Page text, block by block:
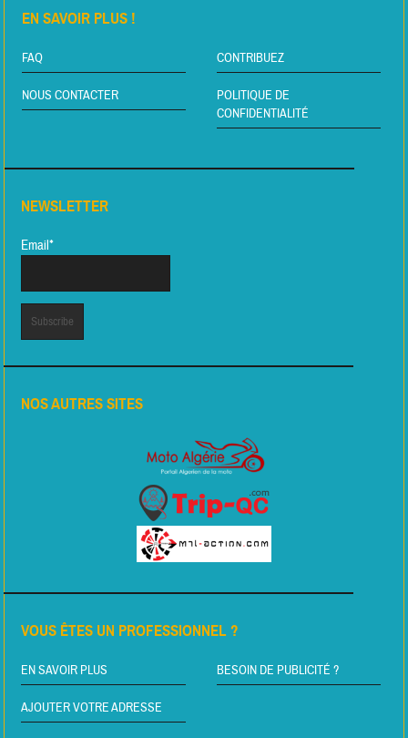
EN SAVOIR PLUS !
FAQ CONTRIBUEZ
NOUS CONTACTER
POLITIQUE DE
CONFIDENTIALITÉ
NEWSLETTER
Email*
NOS AUTRES SITES
VOUS ÊTES UN PROFESSIONNEL ?
EN SAVOIR PLUS BESOIN DE PUBLICITÉ ?
AJOUTER VOTRE ADRESSE